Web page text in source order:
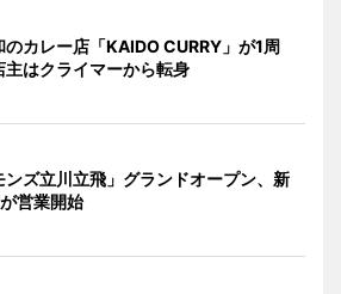
のカレー店「KAIDO CURRY」が1周
はクライマーから転身
ンズ立川立飛」グランドオープン、新
営業開始